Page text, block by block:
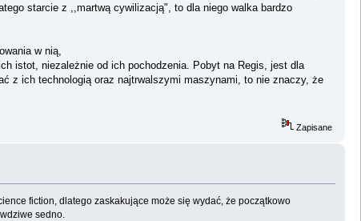
starcie z ,,martwą cywilizacją", to dla niego walka bardzo
w nią,
istot, niezależnie od ich pochodzenia. Pobyt na Regis, jest dla
z ich technologią oraz najtrwalszymi maszynami, to nie znaczy, że
Zapisane
fiction, dlatego zaskakujące może się wydać, że początkowo
sedno.